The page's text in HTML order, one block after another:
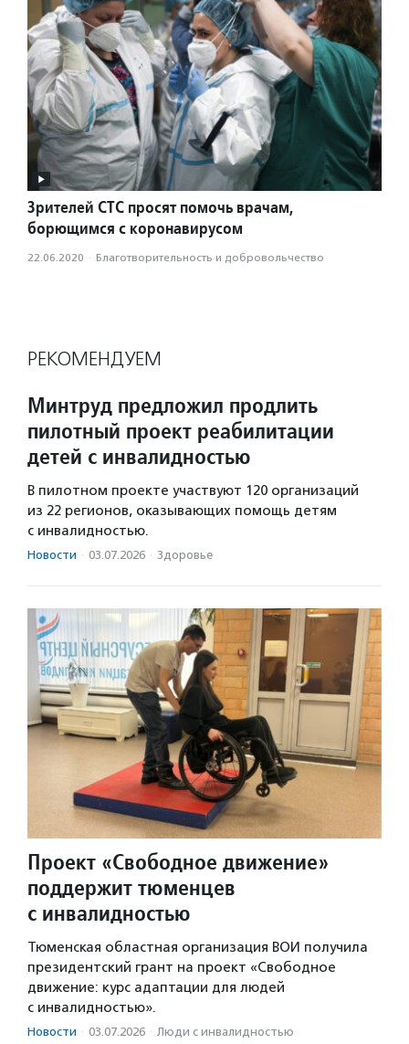
Зрителей СТС просят помочь врачам,
борющимся с коронавирусом
22.06.2020 · Благотвори­тель­ность и доброволь­чест­во
РЕКОМЕНДУЕМ
Минтруд предложил продлить
пилотный проект реабилитации
детей с инвалидностью
В пилотном проекте участвуют 120 организаций
из 22 регионов, оказывающих помощь детям
с инвалидностью.
Новости · 03.07.2026 · Здоровье
Проект «Свободное движение»
поддержит тюменцев
с инвалидностью
Тюменская областная организация ВОИ получила
президентский грант на проект «Свободное
движение: курс адаптации для людей
с инвалидностью».
Новости · 03.07.2026 · Люди с инвалидностью